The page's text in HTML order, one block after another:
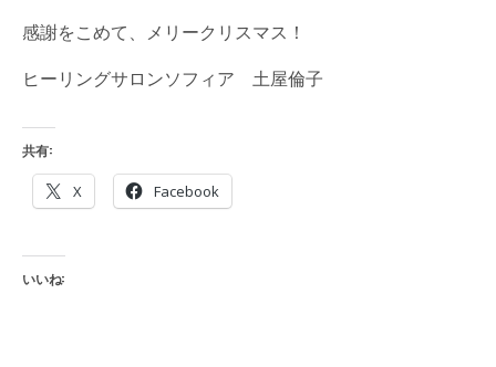
感謝をこめて、メリークリスマス！
ヒーリングサロンソフィア 土屋倫子
共有:
X Facebook
いいね: